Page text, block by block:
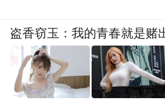
盗香窃玉：我的青春就是赌